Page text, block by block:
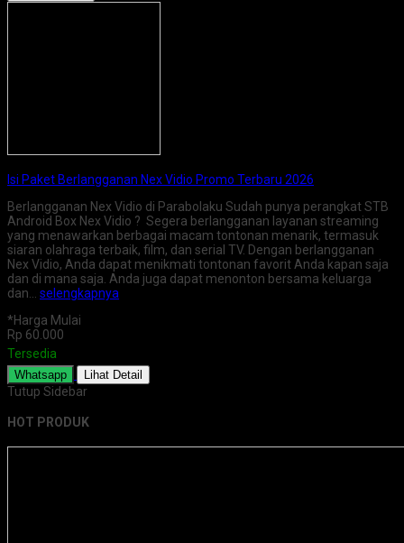
Isi Paket Berlangganan Nex Vidio Promo Terbaru 2026
Berlangganan Nex Vidio di Parabolaku Sudah punya perangkat STB
Android Box Nex Vidio ? Segera berlangganan layanan streaming
yang menawarkan berbagai macam tontonan menarik, termasuk
siaran olahraga terbaik, film, dan serial TV. Dengan berlangganan
Nex Vidio, Anda dapat menikmati tontonan favorit Anda kapan saja
dan di mana saja. Anda juga dapat menonton bersama keluarga
dan… selengkapnya
*Harga Mulai
Rp 60.000
Tersedia
Whatsapp Lihat Detail
Tutup Sidebar
HOT PRODUK